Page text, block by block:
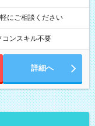
にご相談ください
コンスキル不要
詳細へ